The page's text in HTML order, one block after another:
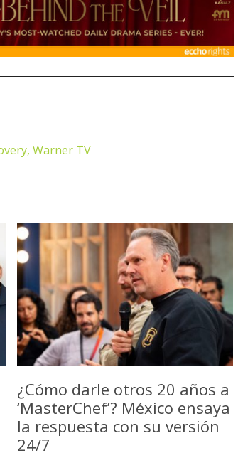
Warner TV
¿Cómo darle otros 20 años a
‘MasterChef’? México ensaya
la respuesta con su versión
24/7